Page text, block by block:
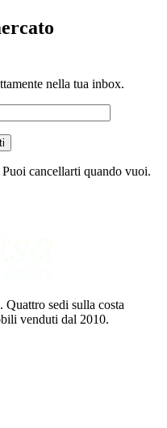
nella tua inbox.
Puoi cancellarti quando vuoi.
sedi sulla costa
venduti dal 2010.